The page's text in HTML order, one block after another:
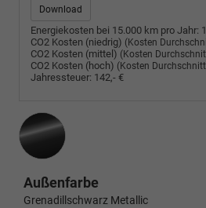
Download
Energiekosten bei 15.000 km pro Jahr:
CO2 Kosten (niedrig) (Kosten
CO2 Kosten (mittel) (Kosten
CO2 Kosten (hoch) (Kosten
Jahressteuer: 142,- €
Außenfarbe
Grenadillschwarz Metallic